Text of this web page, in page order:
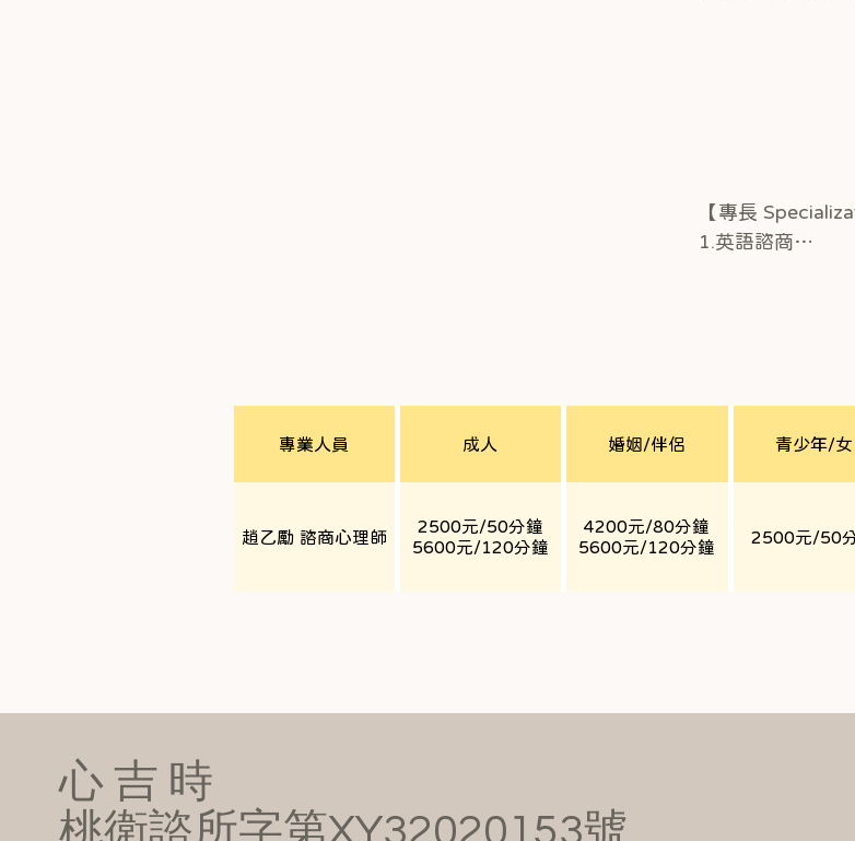
【專長
1.英語諮商
Depression,
3.伴侶諮商：伴
Affairs, Breakup
5.寵物失落、悲
專業人員 成人 婚姻/伴侶 青少年/女
趙乙勵 諮商心理師
2500元/50分鐘
5600元/120分鐘
4200元/80分鐘
5600元/120分鐘
2500元/50
​心 吉 時
桃衛諮所字第XY32020153號